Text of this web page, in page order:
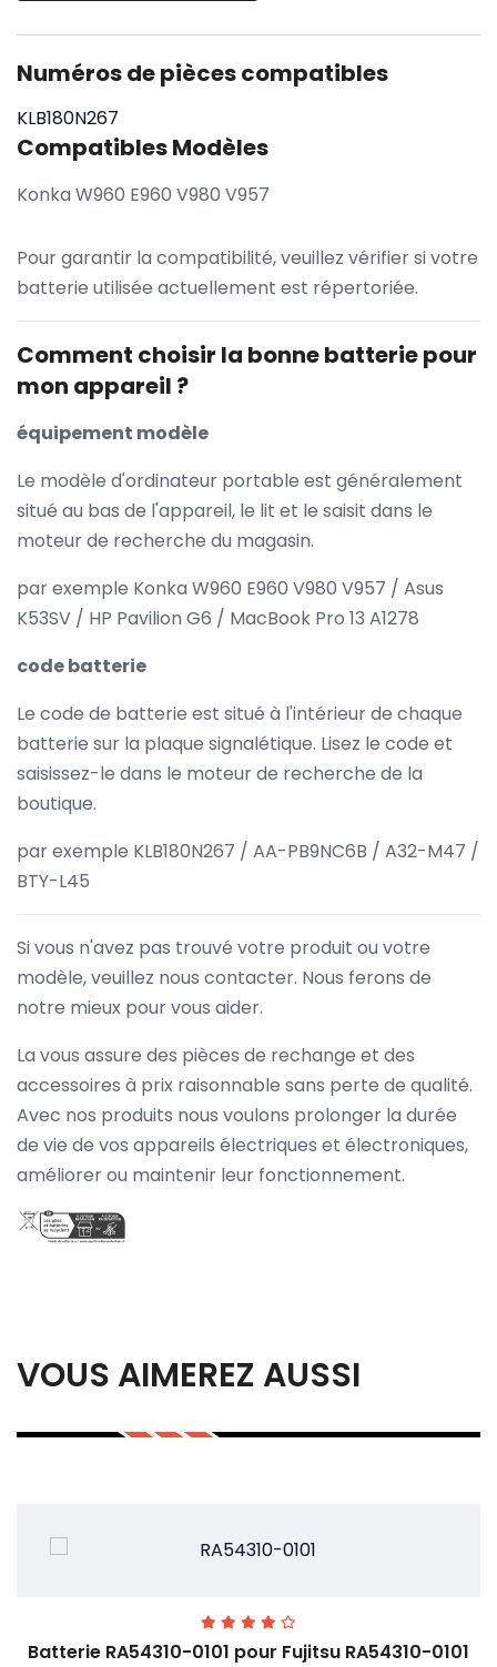
Numéros de pièces compatibles
KLB180N267
Compatibles Modèles
Konka W960 E960 V980 V957
Pour garantir la compatibilité, veuillez vérifier si votre
batterie utilisée actuellement est répertoriée.
Comment choisir la bonne batterie pour
mon appareil ?
équipement modèle
Le modèle d'ordinateur portable est généralement
situé au bas de l'appareil, le lit et le saisit dans le
moteur de recherche du magasin.
par exemple Konka W960 E960 V980 V957 / Asus
K53SV / HP Pavilion G6 / MacBook Pro 13 A1278
code batterie
Le code de batterie est situé à l'intérieur de chaque
batterie sur la plaque signalétique. Lisez le code et
saisissez-le dans le moteur de recherche de la
boutique.
par exemple KLB180N267 / AA-PB9NC6B / A32-M47 /
BTY-L45
Si vous n'avez pas trouvé votre produit ou votre
modèle, veuillez nous contacter. Nous ferons de
notre mieux pour vous aider.
La vous assure des pièces de rechange et des
accessoires à prix raisonnable sans perte de qualité.
Avec nos produits nous voulons prolonger la durée
de vie de vos appareils électriques et électroniques,
améliorer ou maintenir leur fonctionnement.
VOUS AIMEREZ AUSSI
Batterie RA54310-0101 pour Fujitsu RA54310-0101